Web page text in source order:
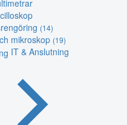
(14)
mikroskop (19)
IT & Anslutning